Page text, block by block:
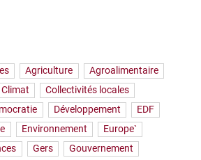
Agriculture
Agroalimentaire
Climat
Collectivités locales
Développement
EDF
Environnement
Europe`
Gers
Gouvernement